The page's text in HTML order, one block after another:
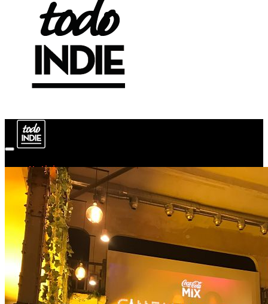
Noticias
Festivales 2026
Festivales de música en Madrid 2026
Festivales en Andalucia
Festivales en Galicia
Festivales en Asturias
Conciertos 2026
Conciertos en Madrid 2026
Conciertos en Barcelona 2026
Conciertos en Sevilla 2026